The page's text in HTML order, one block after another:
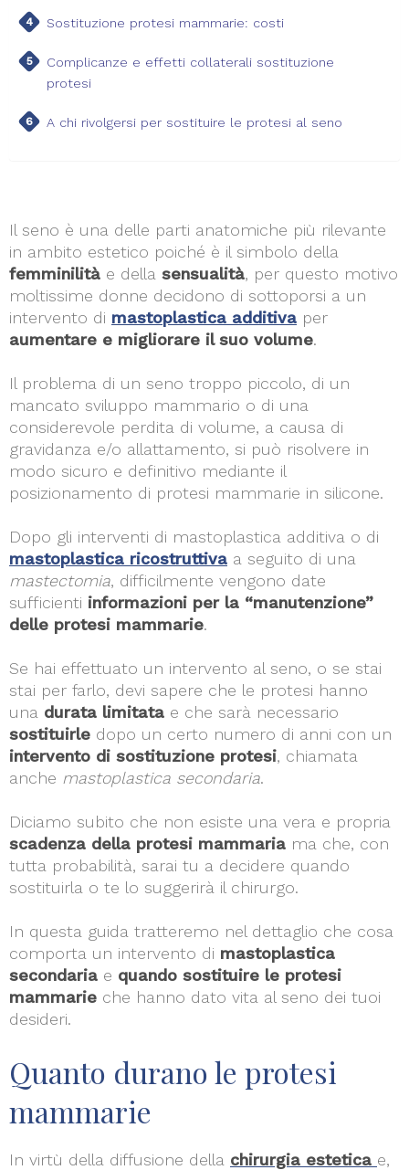
Sostituzione protesi mammarie: costi
Complicanze e effetti collaterali sostituzione
protesi
A chi rivolgersi per sostituire le protesi al seno
Il seno è una delle parti anatomiche più rilevante
in ambito estetico poiché è il simbolo della
femminilità e della sensualità, per questo motivo
moltissime donne decidono di sottoporsi a un
intervento di mastoplastica additiva per
aumentare e migliorare il suo volume.
Il problema di un seno troppo piccolo, di un
mancato sviluppo mammario o di una
considerevole perdita di volume, a causa di
gravidanza e/o allattamento, si può risolvere in
modo sicuro e definitivo mediante il
posizionamento di protesi mammarie in silicone.
Dopo gli interventi di mastoplastica additiva o di
mastoplastica ricostruttiva a seguito di una
mastectomia, difficilmente vengono date
sufficienti informazioni per la “manutenzione”
delle protesi mammarie.
Se hai effettuato un intervento al seno, o se stai
stai per farlo, devi sapere che le protesi hanno
una durata limitata e che sarà necessario
sostituirle dopo un certo numero di anni con un
intervento di sostituzione protesi, chiamata
anche mastoplastica secondaria.
Diciamo subito che non esiste una vera e propria
scadenza della protesi mammaria ma che, con
tutta probabilità, sarai tu a decidere quando
sostituirla o te lo suggerirà il chirurgo.
In questa guida tratteremo nel dettaglio che cosa
comporta un intervento di mastoplastica
secondaria e quando sostituire le protesi
mammarie che hanno dato vita al seno dei tuoi
desideri.
Quanto durano le protesi
mammarie
In virtù della diffusione della chirurgia estetica e,